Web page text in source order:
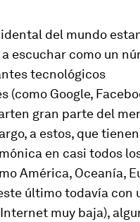
del mundo
escuchar como un
tecnológicos
(como Google,
gran parte del
a estos, que
en casi todos
América, Oceanía,
último todavía con
muy baja),